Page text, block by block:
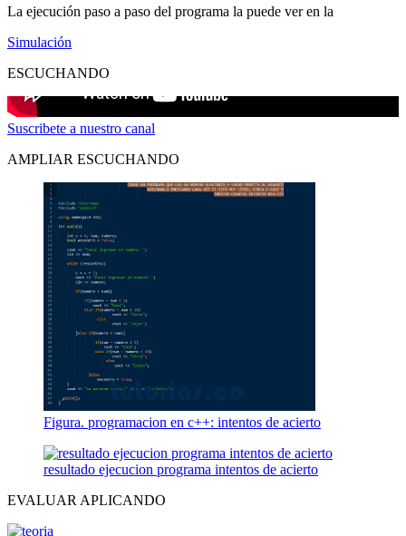
La ejecución paso a paso del programa la puede ver en la
Simulación
ESCUCHANDO
Suscribete a nuestro canal
AMPLIAR ESCUCHANDO
Figura. programacion en c++: intentos de acierto
resultado ejecucion programa intentos de acierto
EVALUAR APLICANDO